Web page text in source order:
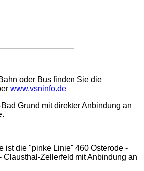
oder Bus finden Sie die
www.vsninfo.de
Grund mit direkter Anbindung an
ist die "pinke Linie" 460 Osterode -
Clausthal-Zellerfeld mit Anbindung an